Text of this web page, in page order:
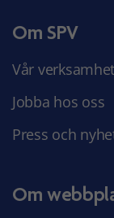
Om SPV
Vår verksamhet
Jobba hos oss
Press och
Om